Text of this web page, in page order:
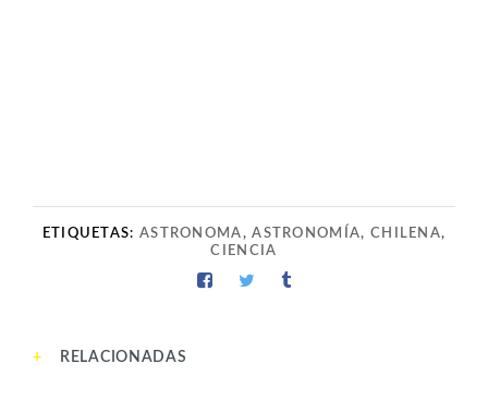
ETIQUETAS: ASTRONOMA,ASTRONOMÍA, CHILENA,
CIENCIA
RELACIONADAS